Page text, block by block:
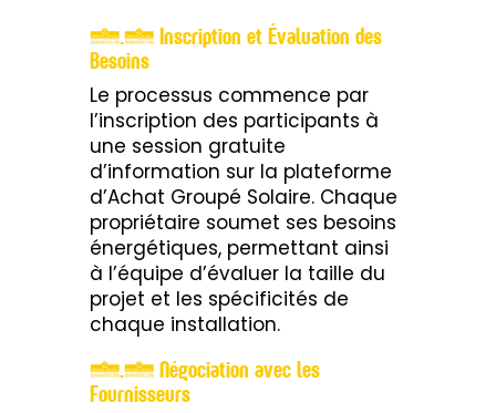
2.1 Inscription et Évaluation des
Besoins
Le processus commence par
l’inscription des participants à
une session gratuite
d’information sur la plateforme
d’Achat Groupé Solaire. Chaque
propriétaire soumet ses besoins
énergétiques, permettant ainsi
à l’équipe d’évaluer la taille du
projet et les spécificités de
chaque installation.
2.2 Négociation avec les
Fournisseurs